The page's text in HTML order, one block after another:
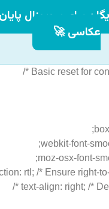
برای پروپوزال
عکاسی 🚀
rtl; /* Ensure right-to-
text-align: right; /*